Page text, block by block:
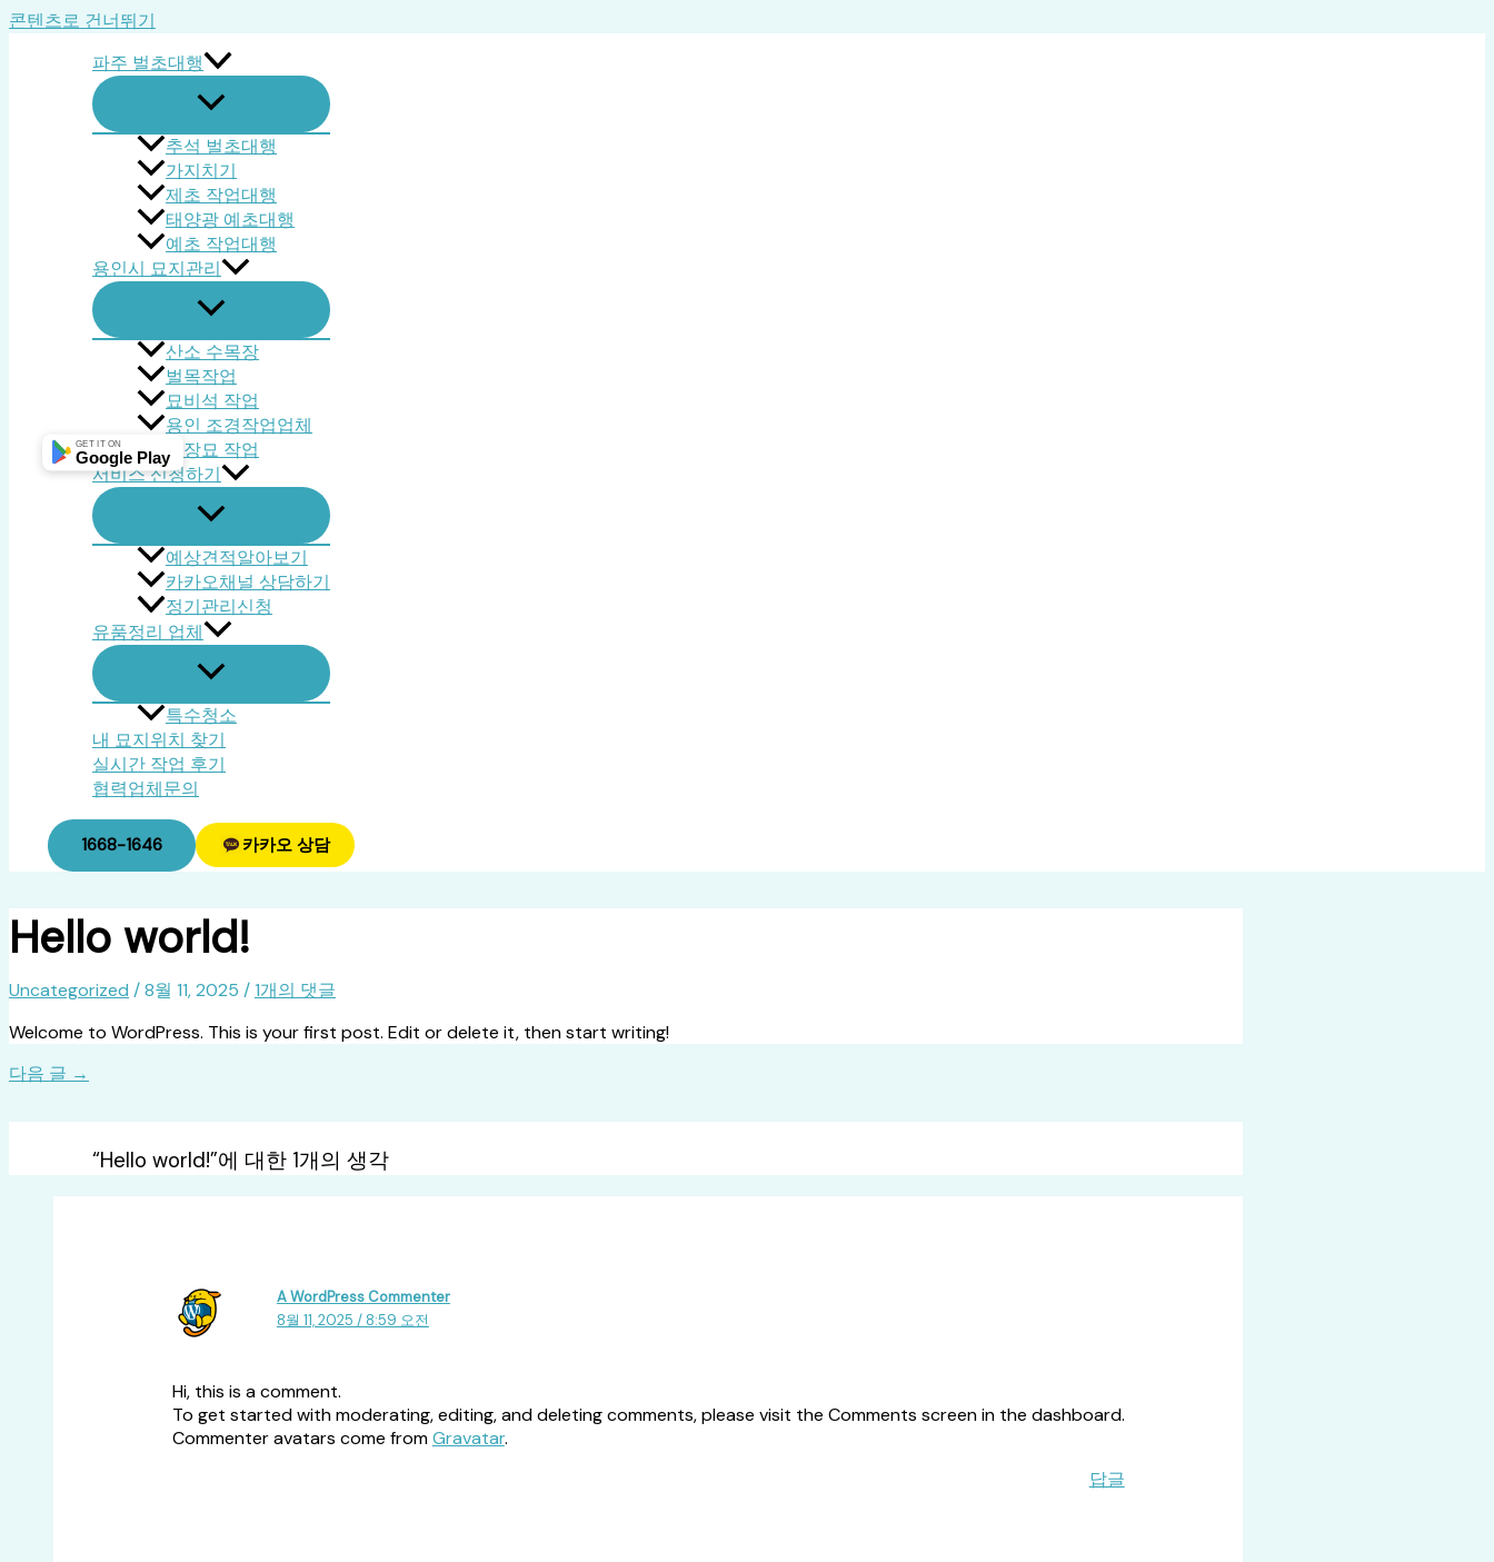
콘텐츠로 건너뛰기
파주 벌초대행
추석 벌초대행
가지치기
제초 작업대행
태양광 예초대행
예초 작업대행
용인시 묘지관리
산소 수목장
벌목작업
묘비석 작업
용인 조경작업업체
평장묘 작업
서비스 신청하기
예상견적알아보기
카카오채널 상담하기
정기관리신청
유품정리 업체
특수청소
내 묘지위치 찾기
실시간 작업 후기
협력업체문의
1668-1646 카카오 상담
GET IT ON
Google Play
Hello world!
Uncategorized /8월 11, 2025 /1개의 댓글
Welcome to WordPress. This is your first post. Edit or delete it, then start writing!
다음 글 →
“Hello world!”에 대한 1개의 생각
A WordPress Commenter
8월 11, 2025 / 8:59 오전
Hi, this is a comment.
To get started with moderating, editing, and deleting comments, please visit the Comments screen in the dashboard.
Commenter avatars come fromGravatar.
답글